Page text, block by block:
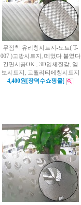
무점착 유리창시트지-도트( T-
007 )고방시트지, 떼었다 붙였다
간편시공OK , 3D입체질감, 엠
보시트지, 고퀄리티에칭시트지
4,400원[장덕수쇼핑몰]